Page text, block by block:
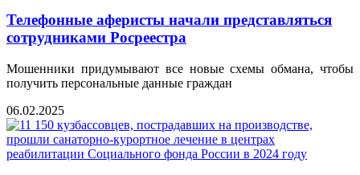
Телефонные аферисты начали представляться
сотрудниками Росреестра
Мошенники придумывают все новые схемы обмана, чтобы
получить персональные данные граждан
06.02.2025